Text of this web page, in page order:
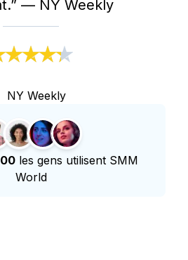
” — NY Weekly
les gens utilisent SMM
World